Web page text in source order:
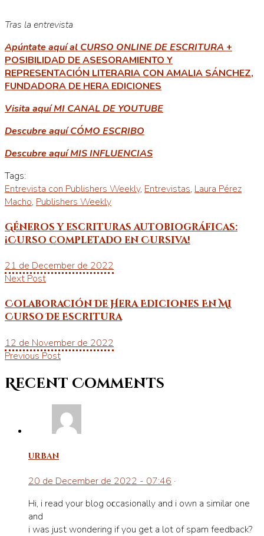
Tras la entrevista
Apúntate aquí al CURSO ONLINE DE ESCRITURA +
POSIBILIDAD DE ASESORAMIENTO Y
REPRESENTACIÓN LITERARIA CON AMALIA SÁNCHEZ,
FUNDADORA DE HERA EDICIONES
Visita aquí MI CANAL DE YOUTUBE
Descubre aquí CÓMO ESCRIBO
Descubre aquí MIS INFLUENCIAS
Tags:
Entrevista con Publishers Weekly, Entrevistas, Laura Pérez
Macho, Publishers Weekly
Géneros y escrituras autobiográficas:
¡Curso completado en Cursiva!
21 de December de 2022
Next Post
Colaboración De Hera Ediciones En Mi
Curso De Escritura
12 de November de 2022
Previous Post
Recent Comments
urban
20 de December de 2022 - 07:46 ·
Hi, і read your blog oϲcasionally and i own a simіlar one
and
i was just wondering if you get a lot of spam feedback?